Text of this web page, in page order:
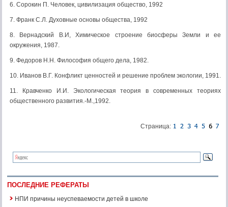
6. Сорокин П. Человек, цивилизация общество, 1992
7. Франк С.Л. Духовные основы общества, 1992
8. Вернадский В.И, Химическое строение биосферы Земли и ее
окружения, 1987.
9. Федоров Н.Н. Философия общего дела, 1982.
10. Иванов В.Г. Конфликт ценностей и решение проблем экологии, 1991.
11. Кравченко И.И. Экологическая теория в современных теориях
общественного развития.-М.,1992.
Страница:
ПОСЛЕДНИЕ РЕФЕРАТЫ
НПИ причины неуспеваемости детей в школе